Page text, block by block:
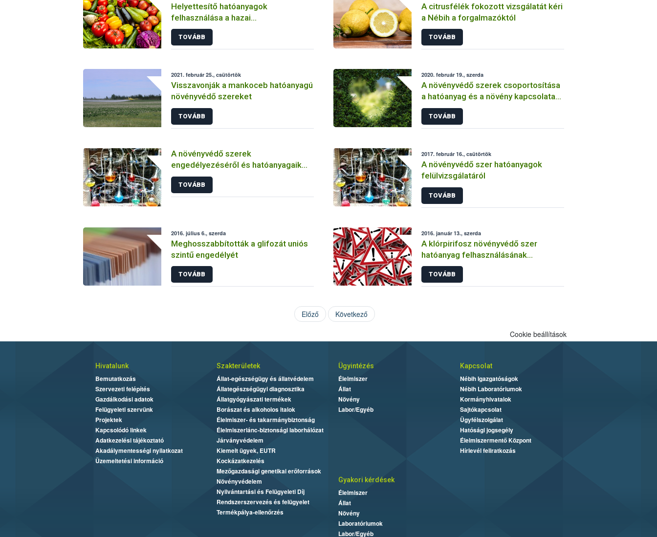
Helyettesítő hatóanyagok
felhasználása a hazai
növényvédelemben
TOVÁBB
A citrusfélék fokozott vizsgálatát kéri
a Nébih a forgalmazóktól
TOVÁBB
2021. február 25., csütörtök
Visszavonják a mankoceb hatóanyagú
növényvédő szereket
TOVÁBB
2020. február 19., szerda
A növényvédő szerek csoportosítása
a hatóanyag és a növény kapcsolata
szerint
TOVÁBB
A növényvédő szerek
engedélyezéséről és hatóanyagaik
vizsgálatáról
TOVÁBB
2017. február 16., csütörtök
A növényvédő szer hatóanyagok
felülvizsgálatáról
TOVÁBB
2016. július 6., szerda
Meghosszabbították a glifozát uniós
szintű engedélyét
TOVÁBB
2016. január 13., szerda
A klórpirifosz növényvédő szer
hatóanyag felhasználásának
korlátozása
TOVÁBB
Előző Következő
Cookie beállítások
Hivatalunk
Bemutatkozás
Szervezeti felépítés
Gazdálkodási adatok
Felügyeleti szervünk
Projektek
Kapcsolódó linkek
Adatkezelési tájékoztató
Akadálymentességi nyilatkozat
Üzemeltetési információ
Szakterületek
Állat-egészségügy és állatvédelem
Állategészségügyi diagnosztika
Állatgyógyászati termékek
Borászat és alkoholos italok
Élelmiszer- és takarmánybiztonság
Élelmiszerlánc-biztonsági laborhálózat
Járványvédelem
Kiemelt ügyek, EUTR
Kockázatkezelés
Mezőgazdasági genetikai erőforrások
Növényvédelem
Nyilvántartási és Felügyeleti Díj
Rendszerszervezés és felügyelet
Termékpálya-ellenőrzés
Ügyintézés
Élelmiszer
Állat
Növény
Labor/Egyéb
Kapcsolat
Nébih Igazgatóságok
Nébih Laboratóriumok
Kormányhivatalok
Sajtókapcsolat
Ügyfélszolgálat
Hatósági jogsegély
Élelmiszermentő Központ
Hírlevél feliratkozás
Gyakori kérdések
Élelmiszer
Állat
Növény
Laboratóriumok
Labor/Egyéb